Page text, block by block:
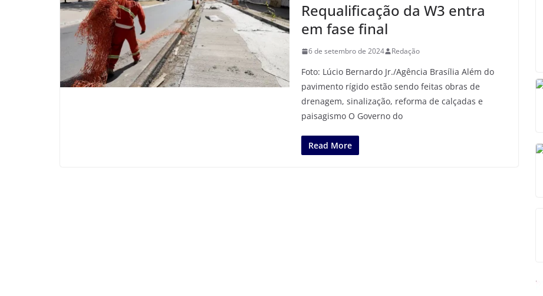
Requalificação da W3 entra
em fase final
6 de setembro de 2024 Redação
Foto: Lúcio Bernardo Jr./Agência Brasília Além do
pavimento rígido estão sendo feitas obras de
drenagem, sinalização, reforma de calçadas e
paisagismo O Governo do
Read More